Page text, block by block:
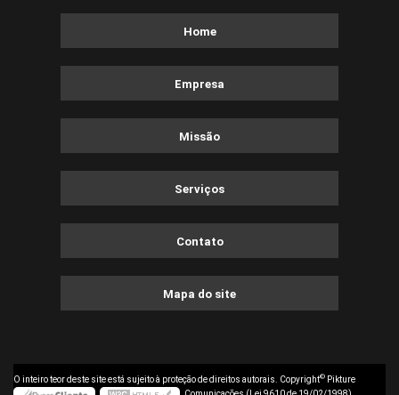
Home
Empresa
Missão
Serviços
Contato
Mapa do site
O inteiro teor deste site está sujeito à proteção de direitos autorais. Copyright© Pikture